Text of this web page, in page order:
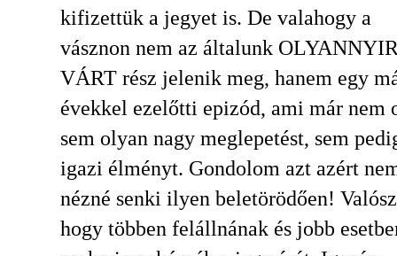
kifizettük a jegyet is. De valahogy a
vásznon nem az általunk
VÁRT rész jelenik meg, hanem egy
évekkel ezelőtti epizód, ami már nem
sem olyan nagy meglepetést, sem
igazi élményt. Gondolom azt azért
nézné senki ilyen beletörödően!
hogy többen felállnának és jobb